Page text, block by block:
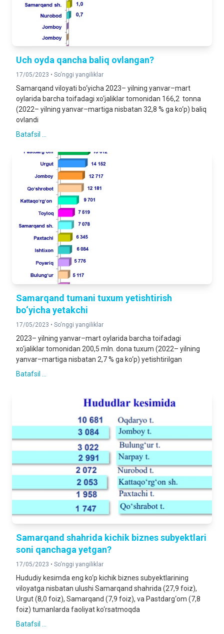
Uch oyda qancha baliq ovlangan?
17/05/2023 • So‘nggi yangiliklar
Samarqand viloyati bo‘yicha 2023– yilning yanvar–mart
oylarida barcha toifadagi xo‘jaliklar tomonidan 166,2 tonna
(2022– yilning yanvar–martiga nisbatan 32,8 % ga ko‘p) baliq
ovlandi
Batafsil ...
Samarqand tumani tuxum yetishtirish
bo‘yicha yetakchi
17/05/2023 • So‘nggi yangiliklar
2023– yilning yanvar–mart oylarida barcha toifadagi
xo‘jaliklar tomonidan 200,5 mln. dona tuxum (2022– yilning
yanvar–martiga nisbatan 2,7 % ga ko‘p) yetishtirilgan
Batafsil ...
Samarqand shahrida kichik biznes subyektlari
soni qanchaga yetgan?
17/05/2023 • So‘nggi yangiliklar
Hududiy kesimda eng ko‘p kichik biznes subyektlarining
viloyatga nisbatan ulushi Samarqand shahrida (27,9 foiz),
Urgut (8,0 foiz), Samarqand (7,9 foiz), va Pastdarg‘om (7,8
foiz) tumanlarda faoliyat ko‘rsatmoqda
Batafsil ...